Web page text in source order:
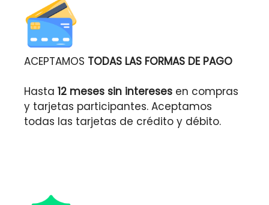
ACEPTAMOS TODAS LAS FORMAS DE PAGO
Hasta 12 meses sin intereses en compras
y tarjetas participantes. Aceptamos
todas las tarjetas de crédito y débito.